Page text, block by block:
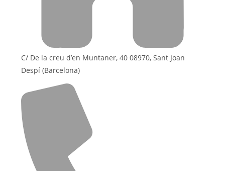
C/ De la creu d’en Muntaner, 40 08970, Sant Joan
Despí (Barcelona)